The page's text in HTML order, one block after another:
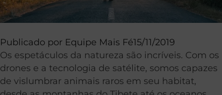
Publicado por Equipe Mais Fé15/11/2019
Os espetáculos da natureza são incríveis. Com os
drones e a tecnologia de satélite, somos capazes
de vislumbrar animais raros em seu habitat,